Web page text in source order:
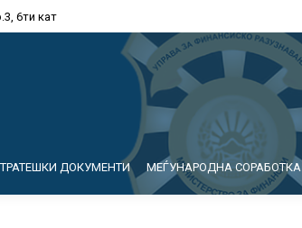
6ти кат
ДОКУМЕНТИ МЕЃУНАРОДНА СОРАБОТКА